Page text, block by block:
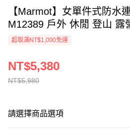
【Marmot】女單件式防水
M12389 戶外 休閒 登山 露
超取滿NT$1,000免運
NT$5,980
NT$5,380
請選擇商品選項